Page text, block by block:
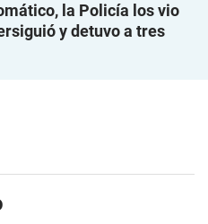
la Policía los vio
y detuvo a tres